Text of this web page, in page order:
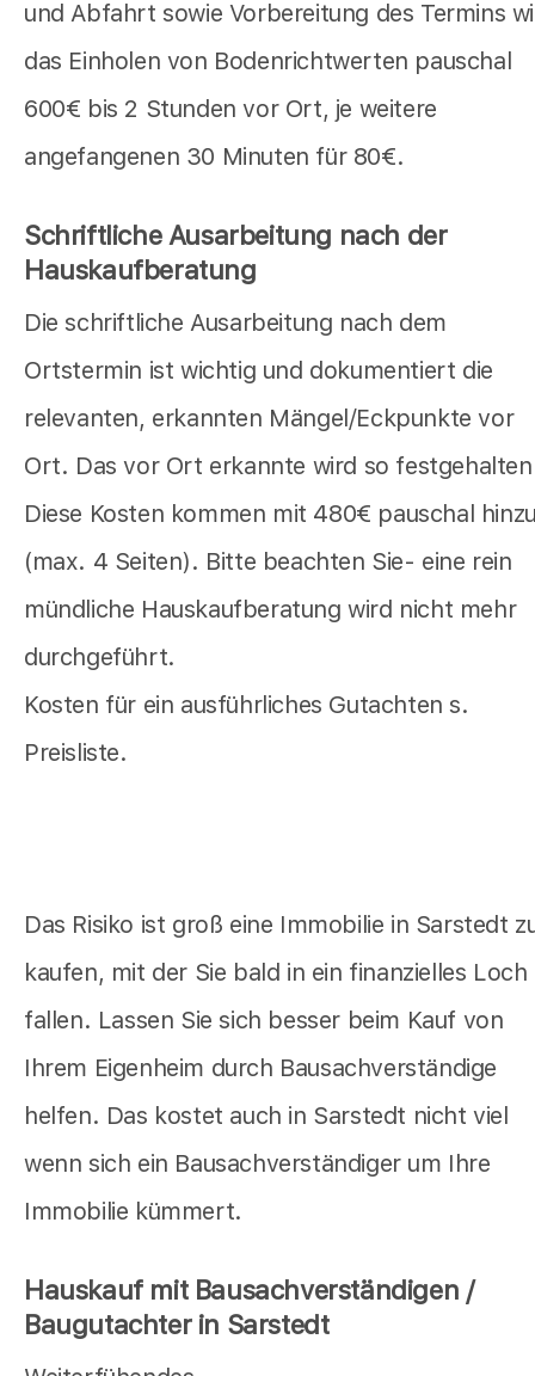
und Abfahrt sowie Vorbereitung des Termins
das Einholen von Bodenrichtwerten pauschal
600€ bis 2 Stunden vor Ort, je weitere
angefangenen 30 Minuten für 80€.
Schriftliche Ausarbeitung nach der
Hauskaufberatung
Die schriftliche Ausarbeitung nach dem
Ortstermin ist wichtig und dokumentiert die
relevanten, erkannten Mängel/Eckpunkte vor
Ort. Das vor Ort erkannte wird so
Diese Kosten kommen mit 480€ pauschal
(max. 4 Seiten). Bitte beachten Sie- eine rein
mündliche Hauskaufberatung wird nicht mehr
durchgeführt.
Kosten für ein ausführliches Gutachten s.
Preisliste.
Das Risiko ist groß eine Immobilie in Sarstedt
kaufen, mit der Sie bald in ein finanzielles Loch
fallen. Lassen Sie sich besser beim Kauf von
Ihrem Eigenheim durch Bausachverständige
helfen. Das kostet auch in Sarstedt nicht viel
wenn sich ein Bausachverständiger um Ihre
Immobilie kümmert.
Hauskauf mit Bausachverständigen /
Baugutachter in Sarstedt